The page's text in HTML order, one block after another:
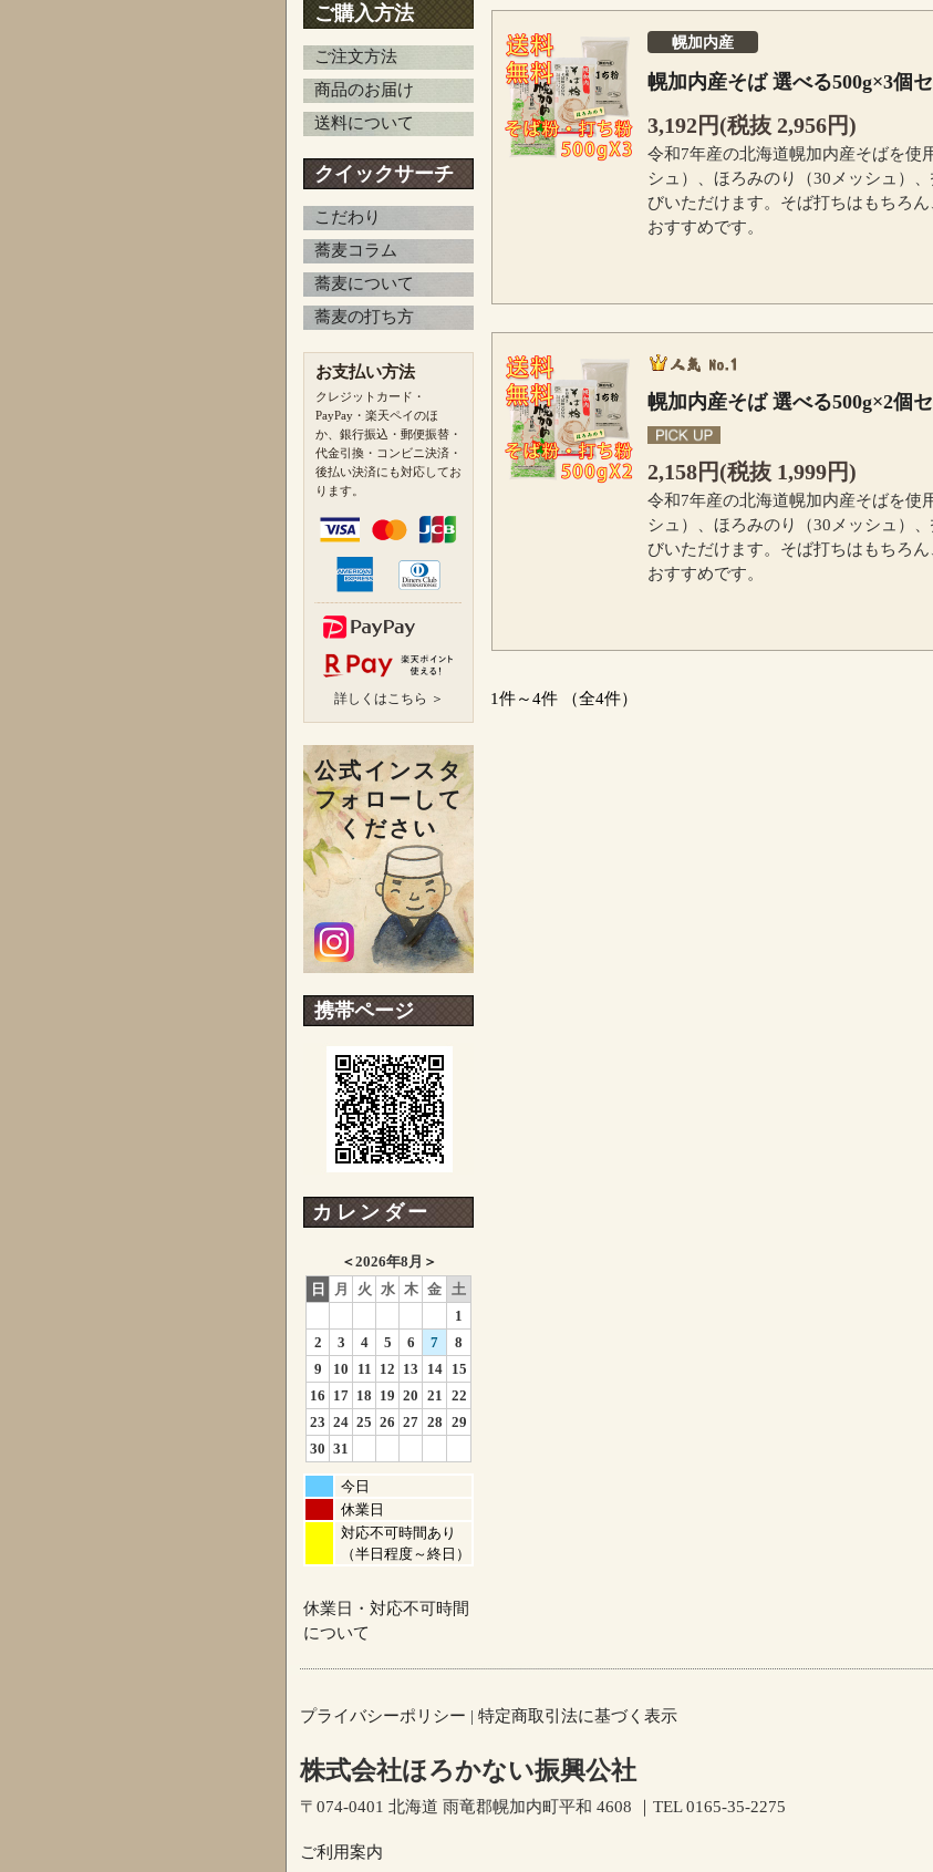
ご購入方法
ご注文方法
商品のお届け
送料について
クイックサーチ
こだわり
蕎麦コラム
蕎麦について
蕎麦の打ち方
お支払い方法
クレジットカード・
PayPay・楽天ペイのほ
か、銀行振込・郵便振替・
代金引換・コンビニ決済・
後払い決済にも対応してお
ります。
詳しくはこちら ＞
公式インスタ
フォローして
ください
携帯ページ
カレンダー
＜2026年8月 ＞
日
月 火 水 木 金 土
1
2
3 4 5 6 7
8
9
10 11 12 13 14
15
16 17 18 19 20 21 22
23 24 25 26 27 28 29
30 31
今日
休業日
対応不可時間あり
（半日程度～終日）
休業日・対応不可時間
について
幌加内産
幌加内産そば 選べる500g×3個
3,192円(税抜 2,956円)
令和7年産の北海道幌加内産そばを使
シュ）、ほろみのり（30メッシュ）
びいただけます。そば打ちはもちろ
おすすめです。
幌加内産そば 選べる500g×2個
2,158円(税抜 1,999円)
令和7年産の北海道幌加内産そばを使
シュ）、ほろみのり（30メッシュ）
びいただけます。そば打ちはもちろ
おすすめです。
1件～4件 （全4件）
プライバシーポリシー | 特定商取引法に基づく表示
株式会社ほろかない振興公社
〒074-0401 北海道 雨竜郡幌加内町平和 4608 ｜TEL 0165-35-2275
ご利用案内